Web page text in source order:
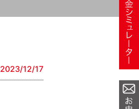
2023/12/17